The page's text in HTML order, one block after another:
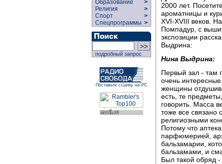
Образование
>
Религия
>
Спорт
>
Спецпрограммы >
подробный запрос
Поставьте ссылку на РС
2000 лет.
ароматницы и
XVI-XVIII веков.
Помпадур, с
экспозиции
Выдрина:
Нина Выдрина:
Первый зал - там
очень
женщины
есть, те
говорить. Масса
тоже все
религиозными
Потому что
парфюмерией,
бальзамарии,
бальзамами, и
Был такой обряд